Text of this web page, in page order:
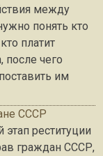
между
понять кто
платит
после чего
им
СССР
реституции
граждан СССР,